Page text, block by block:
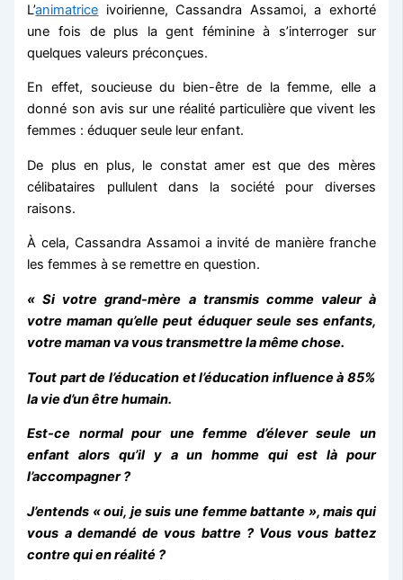
L’animatrice ivoirienne, Cassandra Assamoi, a exhorté
une fois de plus la gent féminine à s’interroger sur
quelques valeurs préconçues.
En effet, soucieuse du bien-être de la femme, elle a
donné son avis sur une réalité particulière que vivent les
femmes : éduquer seule leur enfant.
De plus en plus, le constat amer est que des mères
célibataires pullulent dans la société pour diverses
raisons.
À cela, Cassandra Assamoi a invité de manière franche
les femmes à se remettre en question.
« Si votre grand-mère a transmis comme valeur à
votre maman qu’elle peut éduquer seule ses enfants,
votre maman va vous transmettre la même chose.
Tout part de l’éducation et l’éducation influence à 85%
la vie d’un être humain.
Est-ce normal pour une femme d’élever seule un
enfant alors qu’il y a un homme qui est là pour
l’accompagner ?
J’entends « oui, je suis une femme battante », mais qui
vous a demandé de vous battre ? Vous vous battez
contre qui en réalité ?